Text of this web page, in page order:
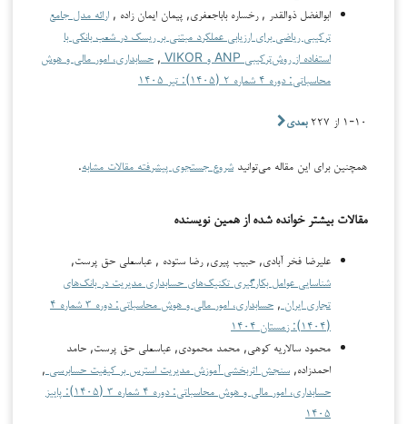
ابوالفضل ذوالقدر , رخساره باباجعفری, پیمان ایمان زاده , ارائه مدل جامع
ترکیبی ریاضی برای ارزیابی عملکرد مبتنی بر ریسک در شعب بانکی با
استفاده از روش‌ترکیبی ANP و VIKOR
, حسابداری، امور مالی و هوش
محاسباتی: دوره ۴ شماره ۲ (۱۴۰۵): تیر ۱۴۰۵
۱-۱۰ از ۲۲۷ بعدی
همچنین برای این مقاله می‌توانید شروع جستجوی پیشرفته مقالات مشابه.
مقالات بیشتر خوانده شده از همین نویسنده
علیرضا فخر آبادی, حبیب پیری, رضا ستوده , عباسعلی حق پرست,
شناسایی عوامل بکارگیری تکنیک‌های حسابداری مدیریت در بانک‌های
تجاری ایران ,
حسابداری، امور مالی و هوش محاسباتی: دوره ۳ شماره ۴
(۱۴۰۴): زمستان ۱۴۰۴
محمود سالاریه کوهی, محمد محمودی, عباسعلی حق پرست, حامد
احمدزاده, سنجش اثربخشی آموزش مدیریت استرس بر کیفیت حسابرسی ,
حسابداری، امور مالی و هوش محاسباتی: دوره ۴ شماره ۳ (۱۴۰۵): پاییز
۱۴۰۵